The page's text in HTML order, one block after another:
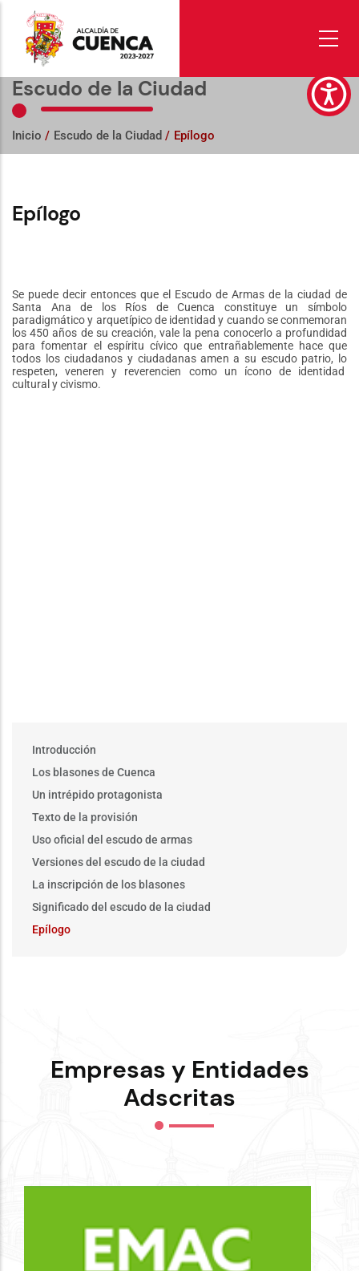
contenido
principal
Escudo de la Ciudad
Inicio / Escudo de la Ciudad / Epílogo
Epílogo
Se puede decir entonces que el Escudo de Armas de la ciudad de
Santa Ana de los Ríos de Cuenca constituye un símbolo
paradigmático y arquetípico de identidad y cuando se conmemoran
los 450 años de su creación, vale la pena conocerlo a profundidad
para fomentar el espíritu cívico que entrañablemente hace que
todos los ciudadanos y ciudadanas amen a su escudo patrio, lo
respeten, veneren y reverencien como un ícono de identidad
cultural y civismo.
Main
menu
Introducción
Los blasones de Cuenca
Un intrépido protagonista
Texto de la provisión
Uso oficial del escudo de armas
Versiones del escudo de la ciudad
La inscripción de los blasones
Significado del escudo de la ciudad
Epílogo
Empresas y Entidades
Adscritas